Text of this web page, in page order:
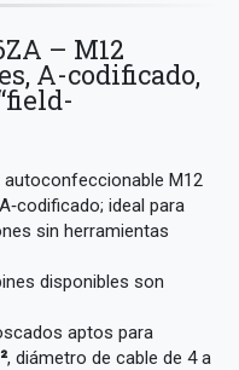
– M12
A-codificado,
M12
ideal para
sin herramientas
disponibles son
aptos para
², diámetro de cable de 4 a